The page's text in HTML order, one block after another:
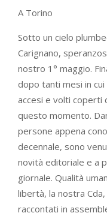
A Torino
Sotto un cielo
Carignano,
nostro 1° maggio.
dopo tanti mesi in
accesi e volti coperti
questo momento.
persone appena
decennale, sono
novità editoriale e a
giornale. Qualità
libertà, la nostra
raccontati in